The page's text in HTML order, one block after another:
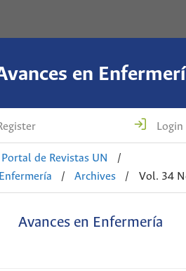
en
Login
Portal de Revistas UN
/
/ Archives / Vol. 34
Avances en Enfermería